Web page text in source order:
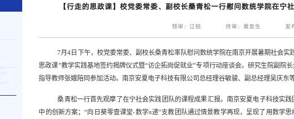
【行走的思政课】校党委常委、副校长桑青松一行慰问数统学院在宁
预审：江锐 终审：黄友生 发
7月4日下午，校党委常委、副校长桑青松率队慰问数统学院在南京开展暑期社会实
思政课”教学实践基地签约揭牌仪式暨“访企拓岗促就业”专项行动座谈会。研究生院副院长
指导教师张娥陪同参加活动。南京安夏电子科技有限公司总经理谷敏骏、副总经理吴庆东
桑青松一行首先观摩了在宁社会实践团队的课程成果汇报。南京安夏电子科技实践
中的创新方案；“向日葵零壹课堂-数学π递”支教团队通过情景教学再现，呈现了用数学思